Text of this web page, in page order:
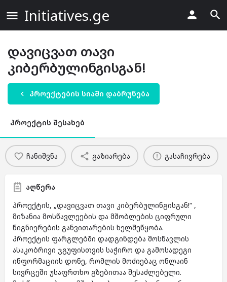
Initiatives.ge
დავიცვათ თავი
კიბერბულინგისგან!
პროექტების სიაში დაბრუნება
პროექტის შესახებ
ჩანიშვნა გაზიარება გასაჩივრება
აღწერა
პროექტის, „დავიცვათ თავი კიბერბულინგისგან!“ ,
მიზანია მოსწავლეების და მშობლების ციფრული
წიგნიერების განვითარების ხელშეწყობა.
პროექტის ფარგლებში დადგინდება მოსწავლის
ასაკობრივი ჯგუფისთვის საჭირო და გამოსადეგი
ინფორმაციის დონე, რომლის მოძიებაც ონლაინ
სივრცეში უსაფრთხო გზებითაა შესაძლებელი.